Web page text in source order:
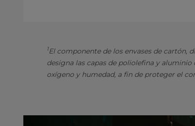
1El componente de los envases de cartón,
designa las capas de poliolefina y
oxígeno y humedad, a fin de proteger el